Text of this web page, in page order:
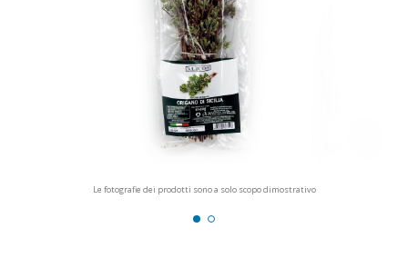
Le fotografie dei prodotti sono a solo scopo dimostrativo